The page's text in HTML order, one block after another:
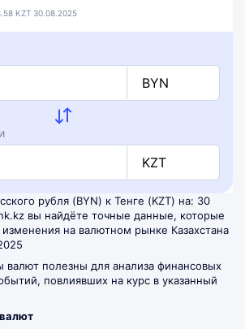
KZT 30.08.2025
BYN
KZT
рубля (BYN) к Тенге (KZT) на: 30
вы найдёте точные данные, которые
на валютном рынке Казахстана
валют полезны для анализа финансовых
повлиявших на курс в указанный